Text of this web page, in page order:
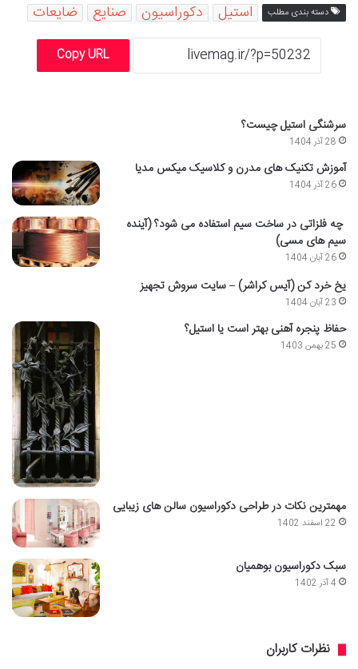
دسته بندی مطلب استیل دکوراسیون صنایع ضایعات
Copy URL
سرشنگی استیل چیست؟
28 آذر 1404
آموزش تکنیک های مدرن و کلاسیک میکس مدیا
26 آذر 1404
چه فلزاتی در ساخت سیم استفاده می شود؟ (آینده
سیم های مسی)
26 آبان 1404
یخ خرد کن (آیس کراشر) – سایت سروش تجهیز
23 آبان 1404
حفاظ پنجره آهنی بهتر است یا استیل؟
25 بهمن 1403
مهمترین نکات در طراحی دکوراسیون سالن های زیبایی
22 اسفند 1402
سبک دکوراسیون بوهمیان
4 آذر 1402
نظرات کاربران